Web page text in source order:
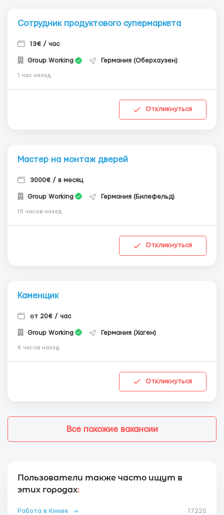
Сотрудник продуктового супермаркета
13€ / час
Group Working Германия (Оберхаузен)
1 час назад
Откликнуться
Мастер на монтаж дверей
3000€ / в месяц
Group Working Германия (Билефельд)
15 часов назад
Откликнуться
Каменщик
от 20€ / час
Group Working Германия (Хаген)
8 часов назад
Откликнуться
Все похожие вакансии
Пользователи также часто ищут в
этих городах:
Работа в Киеве → 17225